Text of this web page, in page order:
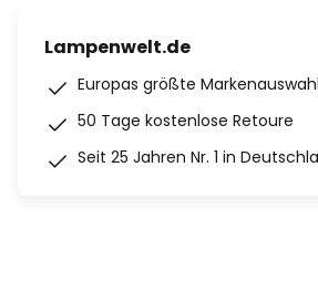
Lampenwelt.de
Europas größte Markenauswahl
50 Tage kostenlose Retoure
Seit 25 Jahren Nr. 1 in